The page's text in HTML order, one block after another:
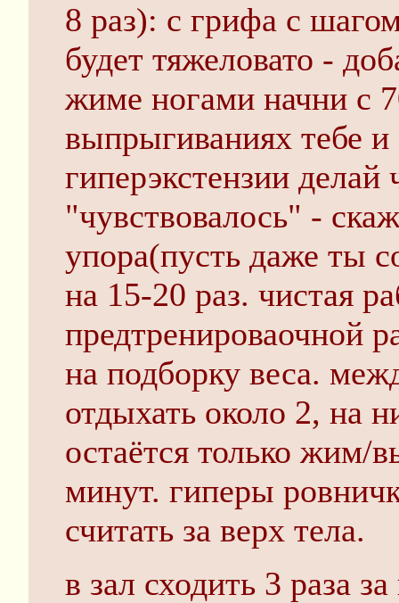
8 раз): с грифа с
будет тяжеловато -
жиме ногами начни с
выпрыгиваниях тебе и
гиперэкстензии делай
"чувствовалось" -
упора(пусть даже ты
на 15-20 раз. чистая
предтренироваочной
на подборку веса.
отдыхать около 2, на
остаётся только жим/
минут. гиперы
считать за верх тела.
в зал сходить 3 раза